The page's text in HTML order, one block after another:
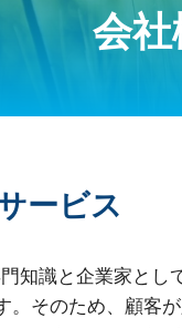
会
ービス
知識と企業家と
そのため、顧